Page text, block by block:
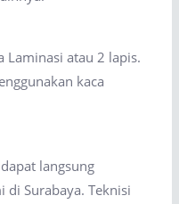
Laminasi atau 2 lapis.
kaca
langsung
Surabaya. Teknisi